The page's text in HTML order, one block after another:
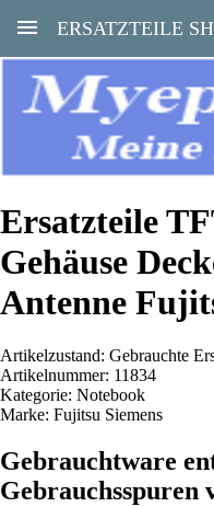
ERSATZTEILE
Ersatzteile
Gehäuse
Antenne
Artikelzustand: Gebrauchte
Artikelnummer: 11834
Kategorie: Notebook
Marke: Fujitsu Siemens
Gebrauchtware
Gebrauchsspuren